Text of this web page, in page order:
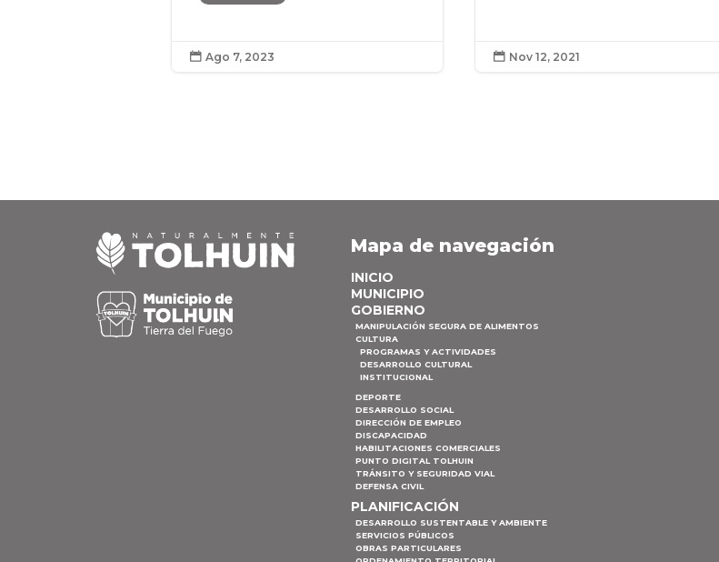
 Ago 7, 2023  Nov 12, 2021
Mapa de navegación
INICIO
MUNICIPIO
GOBIERNO
MANIPULACIÓN SEGURA DE ALIMENTOS
CULTURA
PROGRAMAS Y ACTIVIDADES
DESARROLLO CULTURAL
INSTITUCIONAL
DEPORTE
DESARROLLO SOCIAL
DIRECCIÓN DE EMPLEO
DISCAPACIDAD
HABILITACIONES COMERCIALES
PUNTO DIGITAL TOLHUIN
TRÁNSITO Y SEGURIDAD VIAL
DEFENSA CIVIL
PLANIFICACIÓN
DESARROLLO SUSTENTABLE Y AMBIENTE
SERVICIOS PÚBLICOS
OBRAS PARTICULARES